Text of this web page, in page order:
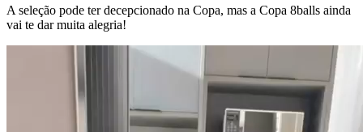
A seleção pode ter decepcionado na Copa, mas a Copa 8balls ainda
vai te dar muita alegria!